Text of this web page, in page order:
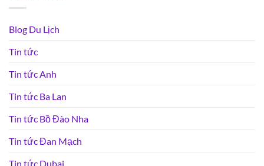
Blog Du Lịch
Tin tức
Tin tức Anh
Tin tức Ba Lan
Tin tức Bồ Đào Nha
Tin tức Đan Mạch
Tin tức Dubai